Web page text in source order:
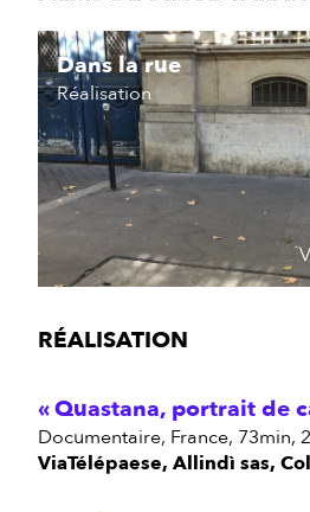
Dans la rue
Réalisation
RÉALISATION
Quastana, portrait de
documentaire, France, 73min,
ViaTélépaese, Allindì sas,